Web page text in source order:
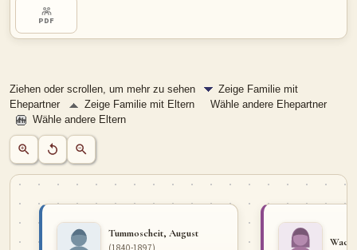
ARCHIV
Dokumente
MITMACHEN
Personen-Suche
Lesezeichen Personendaten Senden
Benutzer-Login beantragen Forum
SPRACHE / LANGUAGE
PDF
Ziehen oder scrollen, um mehr zu sehen
Zeige Familie mit
Ehepartner
Zeige Familie mit Eltern
Wähle andere Ehepartner
Wähle andere Eltern
Tummoscheit, August